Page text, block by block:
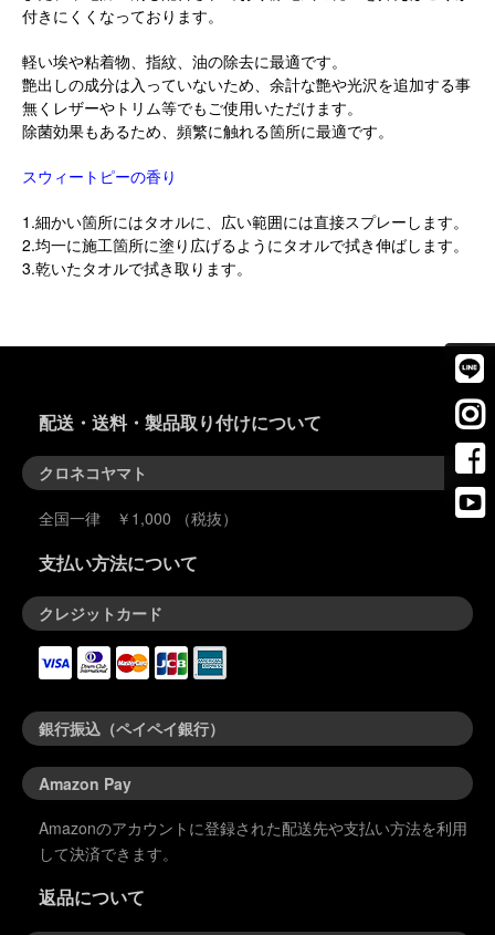
付きにくくなっております。
軽い埃や粘着物、指紋、油の除去に最適です。
艶出しの成分は入っていないため、余計な艶や光沢を追加する事
無くレザーやトリム等でもご使用いただけます。
除菌効果もあるため、頻繁に触れる箇所に最適です。
スウィートピーの香り
1.細かい箇所にはタオルに、広い範囲には直接スプレーします。
2.均一に施工箇所に塗り広げるようにタオルで拭き伸ばします。
3.乾いたタオルで拭き取ります。
配送・送料・製品取り付けについて
クロネコヤマト
全国一律 ￥1,000 （税抜）
支払い方法について
クレジットカード
銀行振込（ペイペイ銀行）
Amazon Pay
Amazonのアカウントに登録された配送先や支払い方法を利用
して決済できます。
返品について